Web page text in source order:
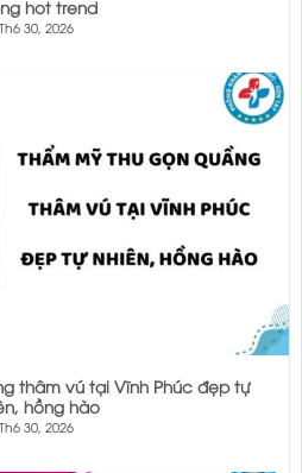
hot trend
Th6 30, 2026
thâm vú tại Vĩnh Phúc đẹp tự
hồng hào
Th6 30, 2026